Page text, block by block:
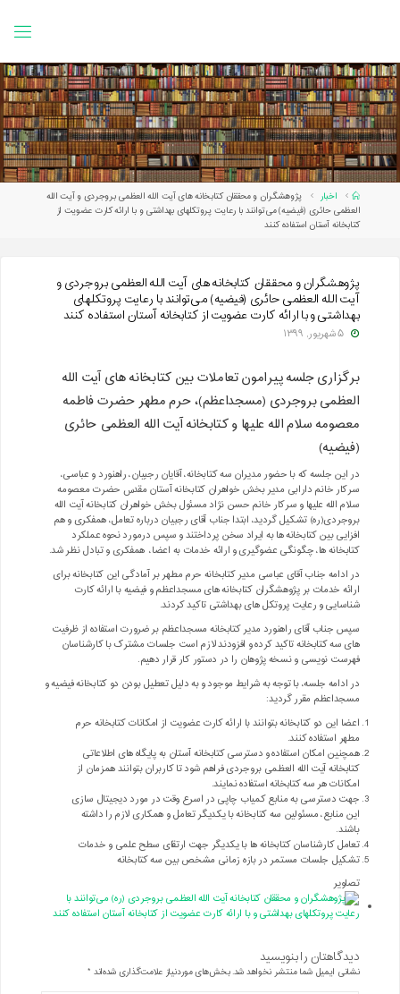
Homeاخبار
پژوهشگران و محققان کتابخانه های آیت الله العظمی بروجردی و آیت الله
العظمی حائری (فیضیه) می‌توانند با رعایت پروتکلهای بهداشتی و با ارائه کارت عضویت از
کتابخانه آستان استفاده کنند
پژوهشگران و محققان کتابخانه های آیت الله العظمی بروجردی و
آیت الله العظمی حائری (فیضیه) می‌توانند با رعایت پروتکلهای
بهداشتی و با ارائه کارت عضویت از کتابخانه آستان استفاده کنند
۵ شهریور, ۱۳۹۹
برگزاری جلسه پیرامون تعاملات بین کتابخانه های آیت الله
العظمی بروجردی (مسجداعظم)، حرم مطهر حضرت فاطمه
معصومه سلام الله علیها و کتابخانه آیت الله العظمی حائری
(فیضیه)
در این جلسه که با حضور مدیران سه کتابخانه، آقایان رجبیان، راهنورد و عباسی،
سرکار خانم دارابی مدیر بخش خواهران کتابخانه آستان مقدس حضرت معصومه
سلام الله علیها و سرکار خانم حسن نژاد مسئول بخش خواهران کتابخانه آیت الله
بروجردی(ره) تشکیل گردید، ابتدا جناب آقای رجبیان درباره تعامل، همفکری و هم
افزایی بین کتابخانه ها به ایراد سخن پرداختند و سپس درمورد نحوه عملکرد
کتابخانه ها، چگونگی عضوگیری و ارائه خدمات به اعضا، همفکری و تبادل نظر شد.
در ادامه جناب آقای عباسی مدیر کتابخانه حرم مطهر بر آمادگی این کتابخانه برای
ارائه خدمات بر پژوهشگران کتابخانه های مسجداعظم و فیضیه با ارائه کارت
شناسایی و رعایت پروتکل های بهداشتی تاکید کردند.
سپس جناب آقای راهنورد مدیر کتابخانه مسجداعظم بر ضرورت استفاده از ظرفیت
های سه کتابخانه تاکید کرده و افزودند لازم است جلسات مشترک با کارشناسان
فهرست نویسی و نسخه پژوهان را در دستور کار قرار دهیم.
در ادامه جلسه، با توجه به شرایط موجود و به دلیل تعطیل بودن دو کتابخانه فیضیه و
مسجداعظم مقرر گردید:
اعضا این دو کتابخانه بتوانند با ارائه کارت عضویت از امکانات کتابخانه حرم
مطهر استفاده کنند.
همچنین امکان استفاده و دسترسی کتابخانه آستان به پایگاه های اطلاعاتی
کتابخانه آیت الله العظمی بروجردی فراهم شود تا کاربران بتوانند همزمان از
امکانات هر سه کتابخانه استفاده نمایند.
جهت دسترسی به منابع کمیاب چاپی در اسرع وقت در مورد دیجیتال سازی
این منابع، مسئولین سه کتابخانه با یکدیگر تعامل و همکاری لازم را داشته
باشند.
تعامل کارشناسان کتابخانه ها با یکدیگر جهت ارتقای سطح علمی و خدمات
تشکیل جلسات مستمر در بازه زمانی مشخص بین سه کتابخانه
تصاویر
دیدگاهتان را بنویسید
نشانی ایمیل شما منتشر نخواهد شد.بخش‌های موردنیاز علامت‌گذاری شده‌اند *